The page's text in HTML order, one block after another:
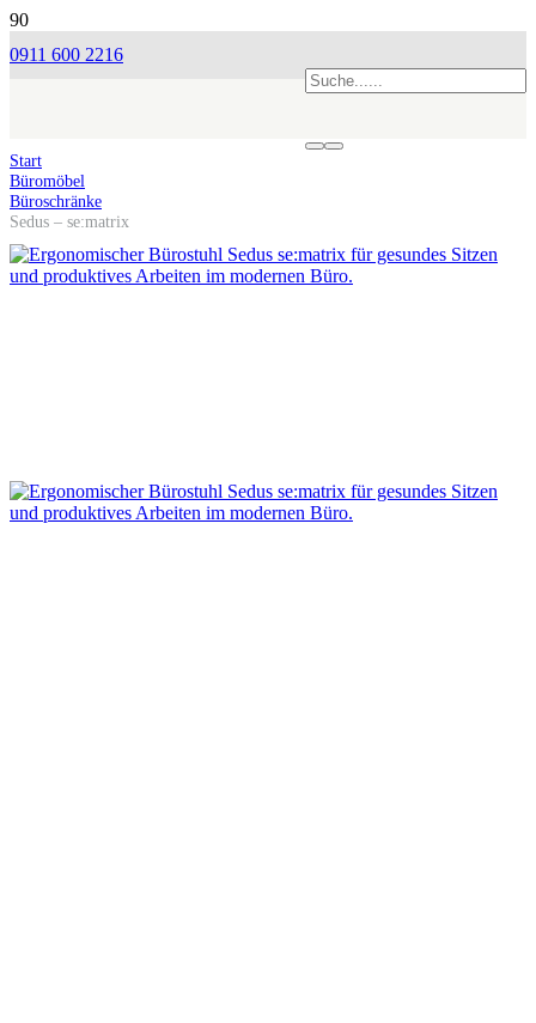
0911 600 2216
Start
Büromöbel
Büroschränke
Sedus – se:matrix